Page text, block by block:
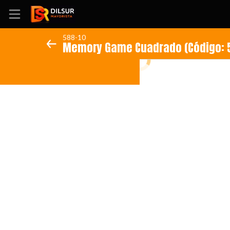
588-10
Memory Game Cuadrado (Código: